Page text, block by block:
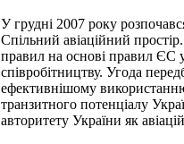
У грудні 2007 року
Спільний авіаційний
правил на основі правил ЄС
співробітництву. Угода
ефективнішому
транзитного потенціалу
авторитету України як